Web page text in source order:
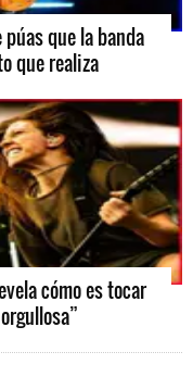
que la banda
que realiza
cómo es tocar